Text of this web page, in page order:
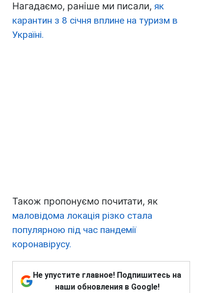
Нагадаємо, раніше ми писали, як
карантин з 8 січня вплине на туризм в
Україні.
Також пропонуємо почитати, як
маловідома локація різко стала
популярною під час пандемії
коронавірусу.
Не упустите главное! Подпишитесь на
наши обновления в Google!